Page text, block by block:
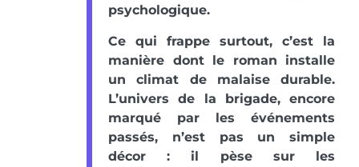
psychologique.
Ce qui frappe surtout, c’est la
manière dont le roman installe
un climat de malaise durable.
L’univers de la brigade, encore
marqué par les événements
passés, n’est pas un simple
décor : il pèse sur les